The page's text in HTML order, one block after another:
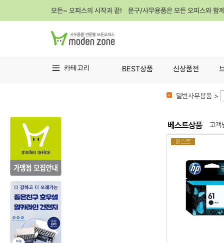
모든~ 오피스의 시작과 끝! 문구/사무용품은 모든 오피스와 함
카테고리 BEST상품 신상품전
일반사무용품 >
고객